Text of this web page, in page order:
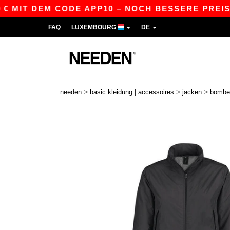
CODE APP10 – NOCH BESSERE PREISE IN
FAQ LUXEMBOURG DE
needen > basic kleidung | accessoires > jacken >